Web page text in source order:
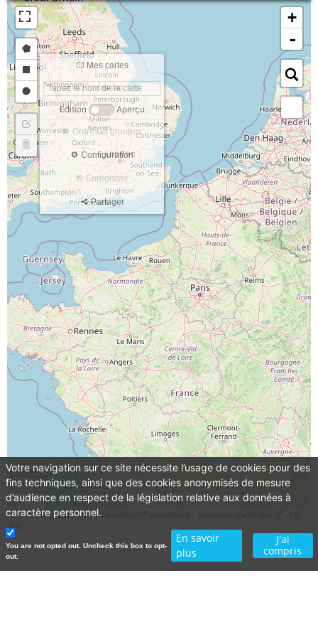
+
-
100 km
50 mi
Leaflet| Map data ©OpenStreetMap Conditions d'utilisation
EN
FR
Mes cartes
Édition Aperçu
Ordres et groupes
Configuration
Enregistrer
Partager
Votre navigation sur ce site nécessite l’usage de cookies pour des
fins techniques, ainsi que des cookies anonymisés de mesure
d’audience en respect de la législation relative aux données à
caractère personnel.
You are not opted out. Uncheck this box to opt-
out.
En savoir
plus
J'ai
compris